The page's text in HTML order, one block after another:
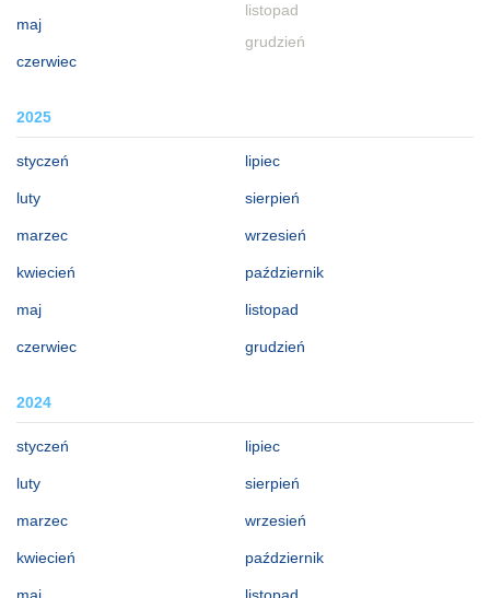
maj
czerwiec
listopad
grudzień
2025
styczeń
luty
marzec
kwiecień
maj
czerwiec
lipiec
sierpień
wrzesień
październik
listopad
grudzień
2024
styczeń
luty
marzec
kwiecień
maj
lipiec
sierpień
wrzesień
październik
listopad